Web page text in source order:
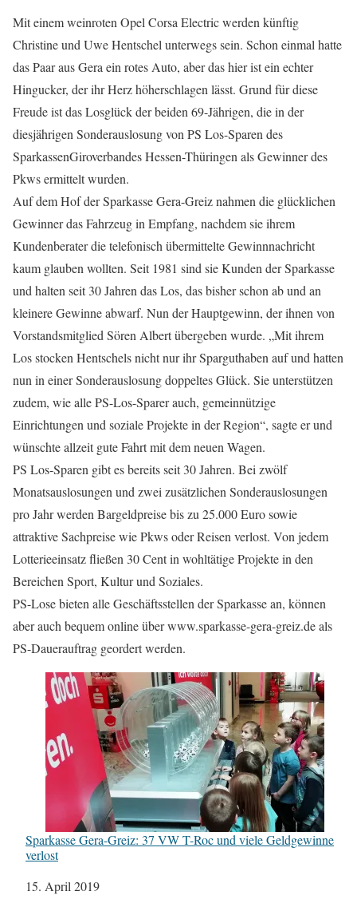
Mit einem weinroten Opel Corsa Electric werden künftig
Christine und Uwe Hentschel unterwegs sein. Schon einmal hatte
das Paar aus Gera ein rotes Auto, aber das hier ist ein echter
Hingucker, der ihr Herz höherschlagen lässt. Grund für diese
Freude ist das Losglück der beiden 69-Jährigen, die in der
diesjährigen Sonderauslosung von PS Los-Sparen des
SparkassenGiroverbandes Hessen-Thüringen als Gewinner des
Pkws ermittelt wurden.
Auf dem Hof der Sparkasse Gera-Greiz nahmen die glücklichen
Gewinner das Fahrzeug in Empfang, nachdem sie ihrem
Kundenberater die telefonisch übermittelte Gewinnnachricht
kaum glauben wollten. Seit 1981 sind sie Kunden der Sparkasse
und halten seit 30 Jahren das Los, das bisher schon ab und an
kleinere Gewinne abwarf. Nun der Hauptgewinn, der ihnen von
Vorstandsmitglied Sören Albert übergeben wurde. „Mit ihrem
Los stocken Hentschels nicht nur ihr Sparguthaben auf und hatten
nun in einer Sonderauslosung doppeltes Glück. Sie unterstützen
zudem, wie alle PS-Los-Sparer auch, gemeinnützige
Einrichtungen und soziale Projekte in der Region“, sagte er und
wünschte allzeit gute Fahrt mit dem neuen Wagen.
PS Los-Sparen gibt es bereits seit 30 Jahren. Bei zwölf
Monatsauslosungen und zwei zusätzlichen Sonderauslosungen
pro Jahr werden Bargeldpreise bis zu 25.000 Euro sowie
attraktive Sachpreise wie Pkws oder Reisen verlost. Von jedem
Lotterieeinsatz fließen 30 Cent in wohltätige Projekte in den
Bereichen Sport, Kultur und Soziales.
PS-Lose bieten alle Geschäftsstellen der Sparkasse an, können
aber auch bequem online über www.sparkasse-gera-greiz.de als
PS-Dauerauftrag geordert werden.
Sparkasse Gera-Greiz: 37 VW T-Roc und viele Geldgewinne
verlost
Datum
15. April 2019